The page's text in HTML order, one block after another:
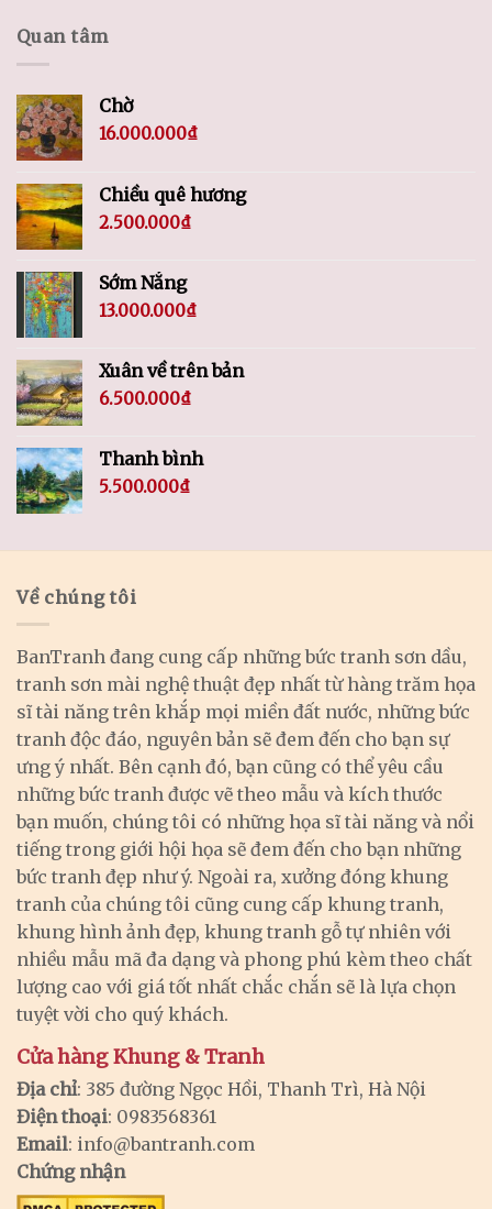
Quan tâm
Chờ
16.000.000₫
Chiều quê hương
2.500.000₫
Sớm Nắng
13.000.000₫
Xuân về trên bản
6.500.000₫
Thanh bình
5.500.000₫
Về chúng tôi
BanTranh đang cung cấp những bức tranh sơn dầu,
tranh sơn mài nghệ thuật đẹp nhất từ hàng trăm họa
sĩ tài năng trên khắp mọi miền đất nước, những bức
tranh độc đáo, nguyên bản sẽ đem đến cho bạn sự
ưng ý nhất. Bên cạnh đó, bạn cũng có thể yêu cầu
những bức tranh được vẽ theo mẫu và kích thước
bạn muốn, chúng tôi có những họa sĩ tài năng và nổi
tiếng trong giới hội họa sẽ đem đến cho bạn những
bức tranh đẹp như ý. Ngoài ra, xưởng đóng khung
tranh của chúng tôi cũng cung cấp khung tranh,
khung hình ảnh đẹp, khung tranh gỗ tự nhiên với
nhiều mẫu mã đa dạng và phong phú kèm theo chất
lượng cao với giá tốt nhất chắc chắn sẽ là lựa chọn
tuyệt vời cho quý khách.
Cửa hàng Khung & Tranh
Địa chỉ: 385 đường Ngọc Hồi, Thanh Trì, Hà Nội
Điện thoại: 0983568361
Email: info@bantranh.com
Chứng nhận